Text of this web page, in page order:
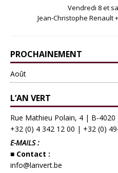
Vendredi 8 et
Jean-Christophe Renault
PROCHAINEMENT
Août
L’AN VERT
Rue Mathieu Polain, 4 | B-4020
+32 (0) 4 342 12 00 | +32 (0)
E-MAILS :
■ Contact :
info@lanvert.be